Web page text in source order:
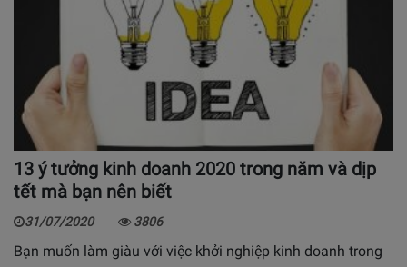
13 ý tưởng kinh doanh 2020 trong năm và dịp
tết mà bạn nên biết
31/07/2020 3806
Bạn muốn làm giàu với việc khởi nghiệp kinh doanh trong